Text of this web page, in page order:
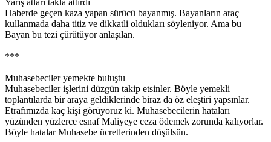
Haberde geçen kaza yapan sürücü bayanmış. Bayanların araç
kullanmada daha titiz ve dikkatli oldukları söyleniyor. Ama bu
Bayan bu tezi çürütüyor anlaşılan.
***
Muhasebeciler yemekte buluştu
Muhasebeciler işlerini düzgün takip etsinler. Böyle yemekli
toplantılarda bir araya geldiklerinde biraz da öz eleştiri yapsınlar.
Etrafımızda kaç kişi görüyoruz ki. Muhasebecilerin hataları
yüzünden yüzlerce esnaf Maliyeye ceza ödemek zorunda kalıyorlar.
Böyle hatalar Muhasebe ücretlerinden düşülsün.